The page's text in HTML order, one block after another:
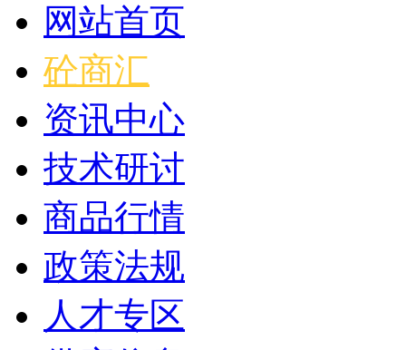
网站首页
砼商汇
资讯中心
技术研讨
商品行情
政策法规
人才专区